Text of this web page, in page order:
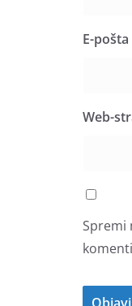
E-pošta
Web-
Spremi